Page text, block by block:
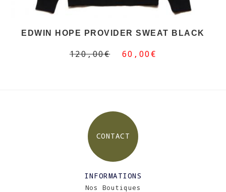
EDWIN HOPE PROVIDER SWEAT BLACK
120,00€ 60,00€
CONTACT
INFORMATIONS
Nos Boutiques